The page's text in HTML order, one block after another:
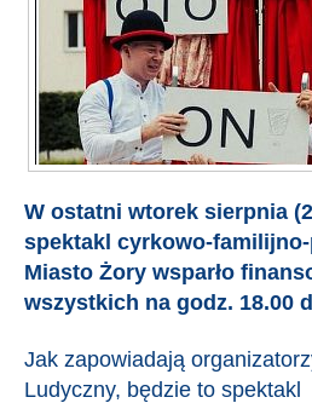
W ostatni wtorek sierpnia
spektakl cyrkowo-
Miasto Żory wsparło
wszystkich na godz. 18.00
Jak zapowiadają
Ludyczny, będzie to